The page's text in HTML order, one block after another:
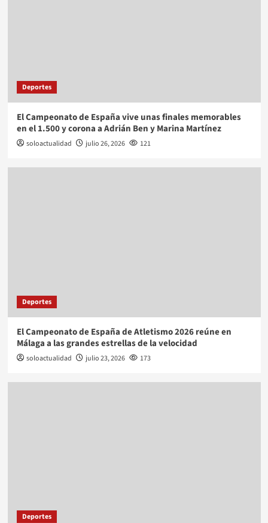
Deportes
El Campeonato de España vive unas finales memorables
en el 1.500 y corona a Adrián Ben y Marina Martínez
soloactualidad julio 26, 2026 121
Deportes
El Campeonato de España de Atletismo 2026 reúne en
Málaga a las grandes estrellas de la velocidad
soloactualidad julio 23, 2026 173
Deportes